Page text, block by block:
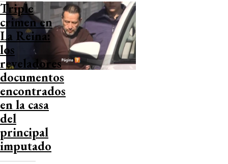
Triple
crimen en
La Reina:
los
reveladores
documentos
encontrados
en la casa
del
principal
imputado